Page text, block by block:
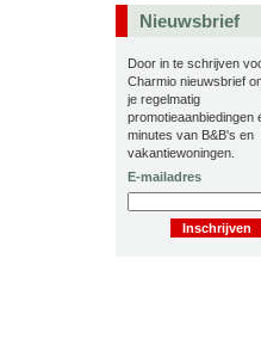
Nieuwsbrief
Door in te schrijven
Charmio nieuwsbrief
je regelmatig
promotieaanbiedingen
minutes van B&B's en
vakantiewoningen.
E-mailadres